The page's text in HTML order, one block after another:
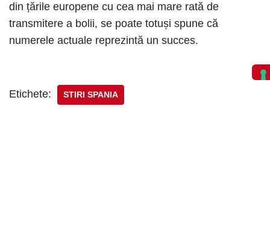
din țările europene cu cea mai mare rată de
transmitere a bolii, se poate totuși spune că
numerele actuale reprezintă un succes.
Etichete: STIRI SPANIA